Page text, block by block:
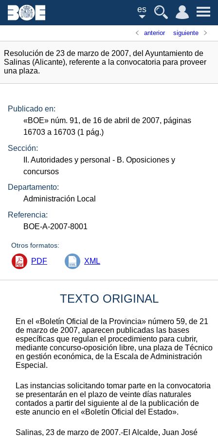
es
anterior siguiente
Resolución de 23 de marzo de 2007, del Ayuntamiento de
Salinas (Alicante), referente a la convocatoria para proveer
una plaza.
Publicado en:
«BOE» núm. 91, de 16 de abril de 2007, páginas
16703 a 16703 (1 pág.)
Sección:
II. Autoridades y personal - B. Oposiciones y
concursos
Departamento:
Administración Local
Referencia:
BOE-A-2007-8001
Otros formatos:
PDF XML
TEXTO ORIGINAL
En el «Boletín Oficial de la Provincia» número 59, de 21
de marzo de 2007, aparecen publicadas las bases
específicas que regulan el procedimiento para cubrir,
mediante concurso-oposición libre, una plaza de Técnico
en gestión económica, de la Escala de Administración
Especial.
Las instancias solicitando tomar parte en la convocatoria
se presentarán en el plazo de veinte días naturales
contados a partir del siguiente al de la publicación de
este anuncio en el «Boletín Oficial del Estado».
Salinas, 23 de marzo de 2007.-El Alcalde, Juan José